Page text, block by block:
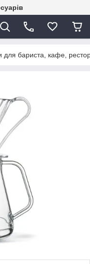
для бариста, кафе,